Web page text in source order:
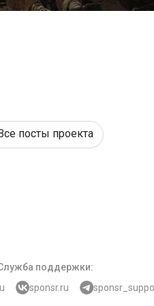
посты проекта
поддержки:
sponsr.ru